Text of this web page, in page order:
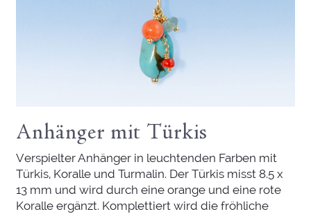
Anhänger mit Türkis
Verspielter Anhänger in leuchtenden Farben mit
Türkis, Koralle und Turmalin. Der Türkis misst 8.5 x
13 mm und wird durch eine orange und eine rote
Koralle ergänzt. Komplettiert wird die fröhliche